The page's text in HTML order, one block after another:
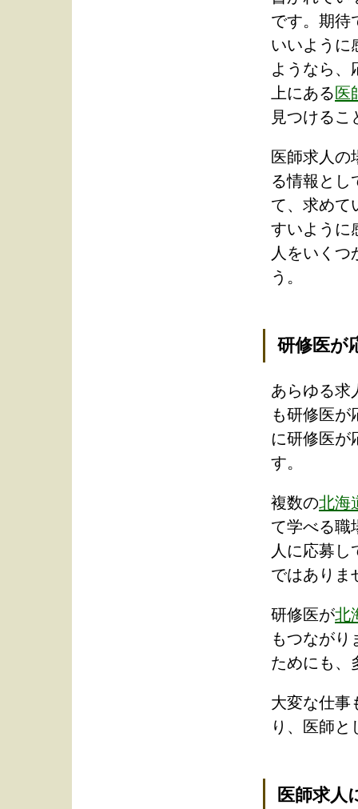
です。期待
いいように
ようなら、
上にある医
見つけるこ
医師求人の
る情報とし
て、求めて
すいように
人をいく
う。
研修医が
あらゆる求
も研修医が
に研修医が
す。
複数の北海
て学べる職
人に応募
ではありま
研修医が北
もつながり
ためにも、
大変な仕事
り、医師と
医師求人